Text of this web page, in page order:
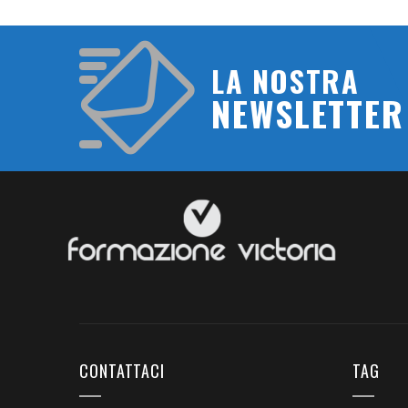
LA NOSTRA
NEWSLETTER
CONTATTACI TAG